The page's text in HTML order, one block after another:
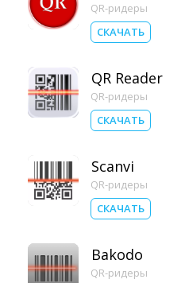
QR-ридеры
СКАЧАТЬ
QR Reader
QR-ридеры
СКАЧАТЬ
Scanvi
QR-ридеры
СКАЧАТЬ
Bakodo
QR-ридеры